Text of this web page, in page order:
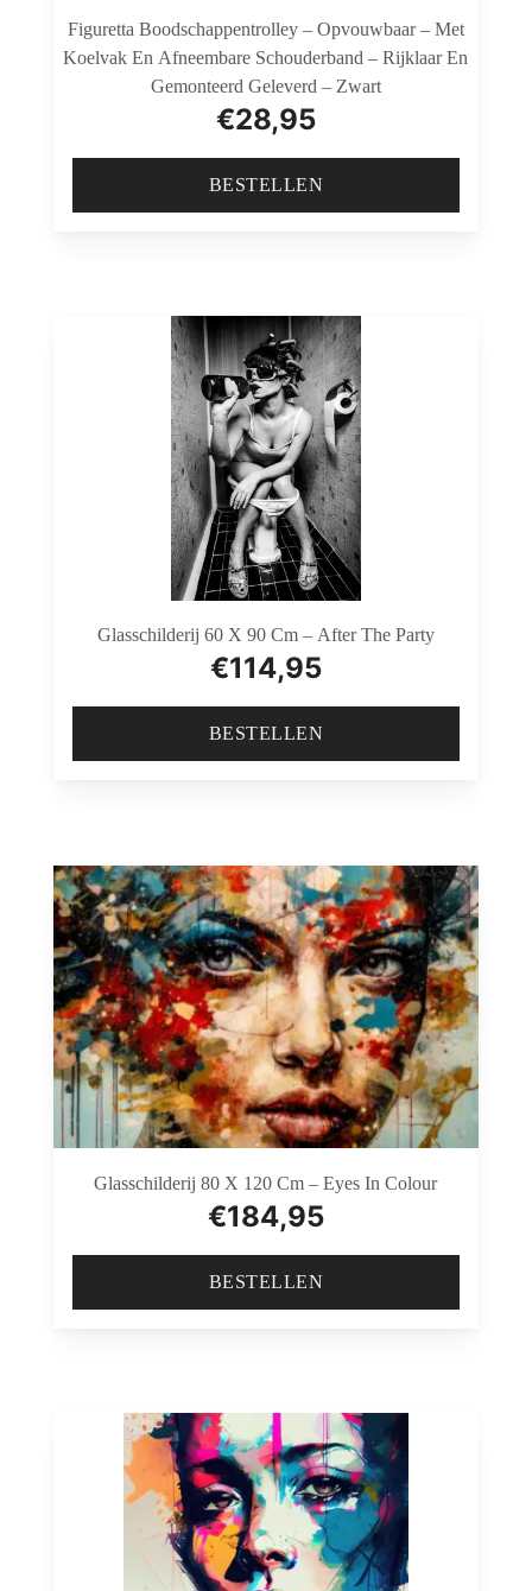
Figuretta Boodschappentrolley – Opvouwbaar – Met
Koelvak En Afneembare Schouderband – Rijklaar En
Gemonteerd Geleverd – Zwart
€28,95
BESTELLEN
Glasschilderij 60 X 90 Cm – After The Party
€114,95
BESTELLEN
Glasschilderij 80 X 120 Cm – Eyes In Colour
€184,95
BESTELLEN